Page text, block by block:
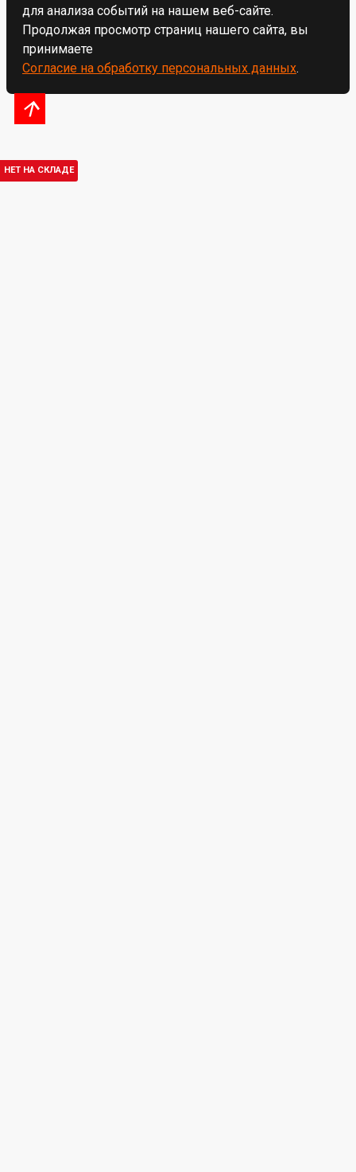
НЕТ НА СКЛАДЕ
для анализа событий на нашем веб-сайте.
Продолжая просмотр страниц нашего сайта, вы
принимаете
Согласие на обработку персональных данных.